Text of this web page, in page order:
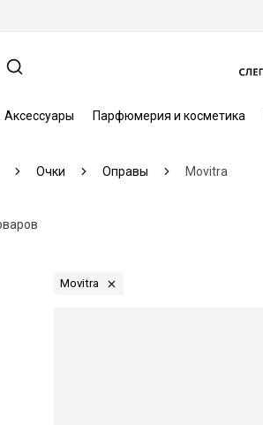
Аксессуары Парфюмерия и косметика
Очки Оправы Movitra
Movitra